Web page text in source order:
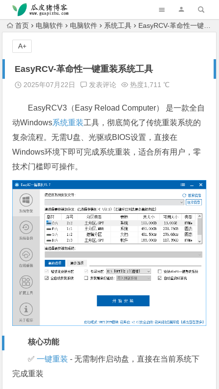
跳转到主内容
首页 电脑软件 电脑软件 系统工具 EasyRCV-革命性一键重装系统工具
EasyRCV-革命性一键重装系统工具
2025年07月22日 发表评论 热度1,711 ℃
EasyRCV3（Easy Reload Computer） 是一款全自
动Windows系统重装工具，彻底简化了传统重装系统的
复杂流程。无需U盘、光驱或BIOS设置，直接在
Windows环境下即可完成系统重装，适合所有用户，零
技术门槛即可操作。
核心功能
✅一键重装 - 无需制作启动盘，直接在当前系统下
完成重装
A+